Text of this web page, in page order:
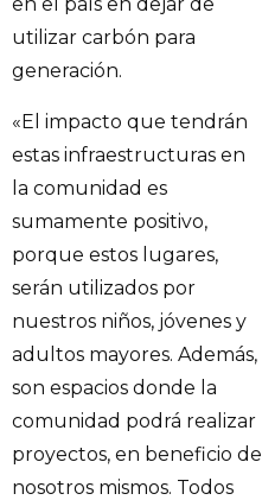
utilizar carbón para
generación.
«El impacto que tendrán
estas infraestructuras en
la comunidad es
sumamente positivo,
porque estos lugares,
serán utilizados por
nuestros niños, jóvenes y
adultos mayores. Además,
son espacios donde la
comunidad podrá realizar
proyectos, en beneficio de
nosotros mismos. Todos